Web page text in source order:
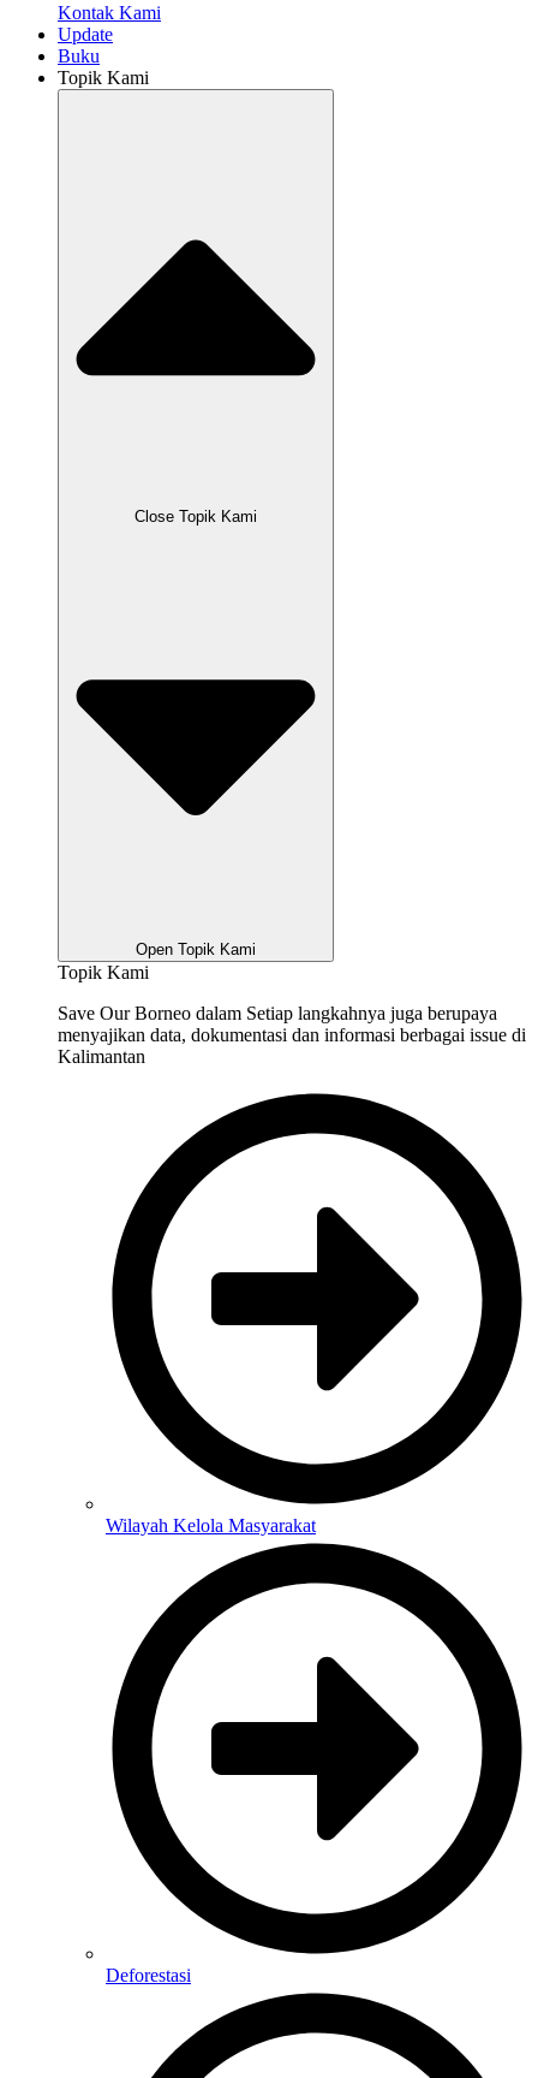
Kontak Kami
Update
Buku
Topik Kami
Close Topik Kami
Open Topik Kami
Topik Kami
Save Our Borneo dalam Setiap langkahnya juga berupaya
menyajikan data, dokumentasi dan informasi berbagai issue di
Kalimantan
Wilayah Kelola Masyarakat
Deforestasi